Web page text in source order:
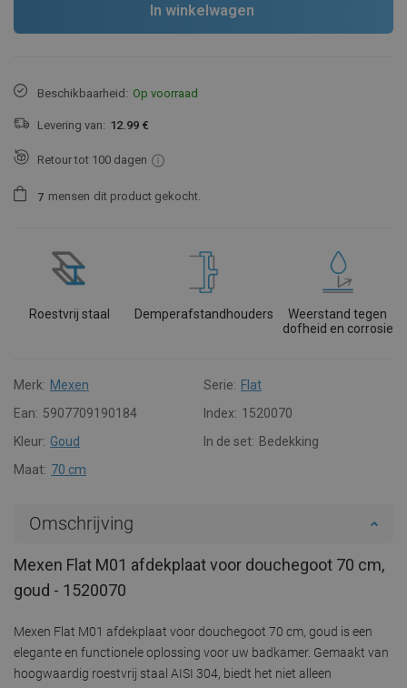
In winkelwagen
Beschikbaarheid: Op voorraad
Levering van: 12.99 €
Retour tot 100 dagen
7 mensen dit product gekocht.
Roestvrij staal Demperafstandhouders
Weerstand tegen
dofheid en corrosie
Merk: Mexen Serie: Flat
Ean: 5907709190184 Index: 1520070
Kleur: Goud In de set: Bedekking
Maat: 70 cm
Omschrijving
Mexen Flat M01 afdekplaat voor douchegoot 70 cm,
goud - 1520070
Mexen Flat M01 afdekplaat voor douchegoot 70 cm, goud is een
elegante en functionele oplossing voor uw badkamer. Gemaakt van
hoogwaardig roestvrij staal AISI 304, biedt het niet alleen